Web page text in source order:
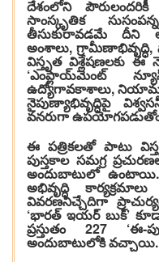
దేశంలోని
సాంస్కృతిక
తీసుకురావడమే దీని
అంశాలు,
విస్తృత విశ్లేషణలకు ఈ
‘ఎంప్లాయ్‌మెంట్
ఉద్యోగావకాశాలు, నియామక
నైపుణ్యాభివృద్ధిపై
వనరుగా
ఈ పత్రికలతో పాటు
పుస్తకాల సమగ్ర
అందుబాటులో ఉంటాయి.
అభివృద్ధి
వివరణనిచ్చేదిగా
‘భారత్ ఇయర్ బుక్’
ప్రస్తుతం 227 ‘ఈ-
అందుబాటులోకి వచ్చాయి.